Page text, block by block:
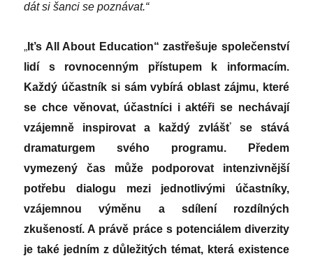
dát si šanci se poznávat.“
„ It’s All About Education“ zastřešuje společenství
lidí s rovnocenným přístupem k informacím.
Každý účastník si sám vybírá oblast zájmu, které
se chce věnovat, účastníci i aktéři se nechávají
vzájemně inspirovat a každý zvlášť se stává
dramaturgem svého programu. Předem
vymezený čas může podporovat intenzivnější
potřebu dialogu mezi jednotlivými účastníky,
vzájemnou výměnu a sdílení rozdílných
zkušeností. A právě práce s potenciálem diverzity
je také jedním z důležitých témat, která existence